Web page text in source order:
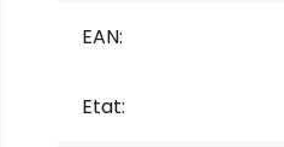
EAN:
Etat: